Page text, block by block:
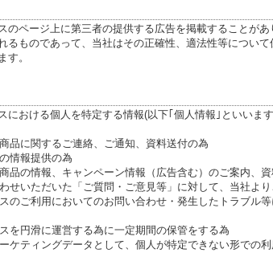
のページ上に第三者の提供する広告を掲載することが
るものであって、当社はその正確性、適法性等につい
す。
における個人を特定する情報(以下｢個人情報｣といいま
商品に関するご連絡、ご通知、資料送付の為
情報提供の為
商品の情報、キャンペーン情報（広告含む）のご案内、
わせいただいた「ご質問・ご意見等」に対して、当社よ
スのご利用においてのお問い合わせ・発生したトラブル
スを円滑に運営する為に一定期間の保管をする為
ーケティングデータとして、個人が特定できない形での